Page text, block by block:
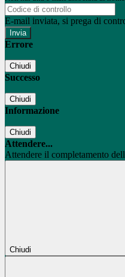
E-mail inviata, si prega di
Errore
Chiudi
Successo
Chiudi
Informazione
Chiudi
Attendere...
Attendere il completamento
Chiudi